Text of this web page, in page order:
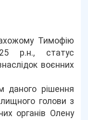
Тимофію
р.н., статус
воєнних
даного рішення
голови з
органів Олену